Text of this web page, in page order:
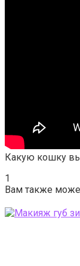
Какую кошку
1
Вам также